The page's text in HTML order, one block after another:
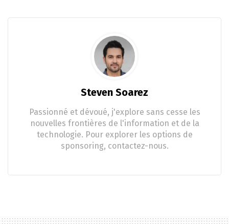
Steven Soarez
Passionné et dévoué, j'explore sans cesse les
nouvelles frontières de l'information et de la
technologie. Pour explorer les options de
sponsoring, contactez-nous.